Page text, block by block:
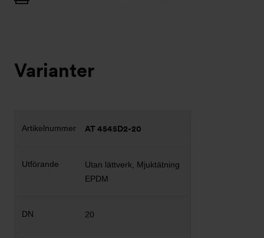
Varianter
AT 4545D2-20
Utan lättverk, Mjuktätning
EPDM
20